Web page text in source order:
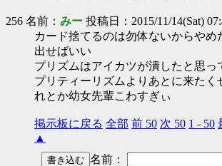
256 名前： みー 投稿日：2015/11/14(Sat)
カード捨てるのは勿体ないからやめ
出せばいい
プリズムはアイカツが潰したと思っ
プリティーリズムよりあとに来たく
れとか幼女先輩こわすぎぃ
掲示板に戻る 全部 前 50 次 50 1 - 50
▲
名前：